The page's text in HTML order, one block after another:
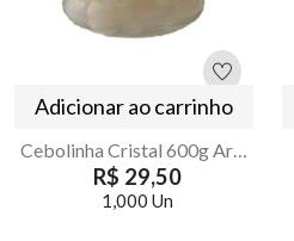
Adicionar ao carrinho
R$ 29,50
1,000 Un